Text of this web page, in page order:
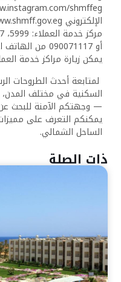
أو 090071117
يمكن زيارة مراكز خدمة
لمتابعة أحدث الطروحات
السكنية في مختلف المدن،
— وجهتكم الآمنة للبحث
يمكنكم التعرف على
الساحل الشمالي.
ذات الصلة